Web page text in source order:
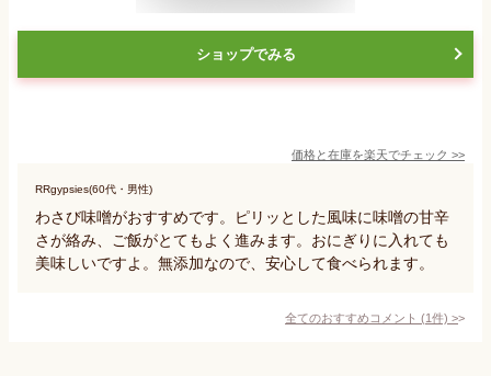
ショップでみる
価格と在庫を楽天でチェック >>
RRgypsies(60代・男性)
わさび味噌がおすすめです。ピリッとした風味に味噌の甘辛
さが絡み、ご飯がとてもよく進みます。おにぎりに入れても
美味しいですよ。無添加なので、安心して食べられます。
全てのおすすめコメント (1件) >